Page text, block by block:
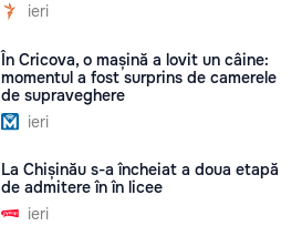
ieri
În Cricova, o mașină a lovit un câine:
momentul a fost surprins de camerele
de supraveghere
ieri
La Chișinău s-a încheiat a doua etapă
de admitere în în licee
ieri